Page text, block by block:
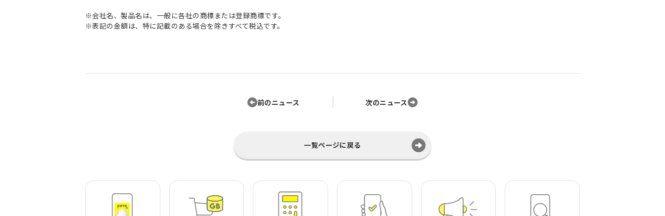
※会社名、製品名は、一般に各社の商標または登録商標です。
※表記の金額は、特に記載のある場合を除きすべて税込です。
前のニュース 次のニュース
一覧ページに戻る